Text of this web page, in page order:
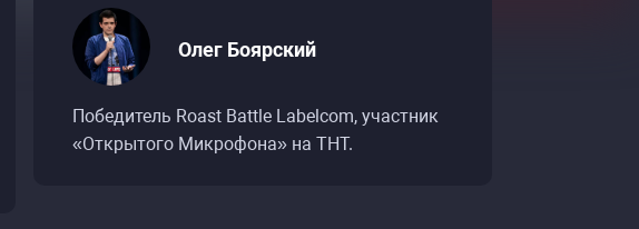
Олег Боярский
Победитель Roast Battle Labelcom, участник
«Открытого Микрофона» на ТНТ.